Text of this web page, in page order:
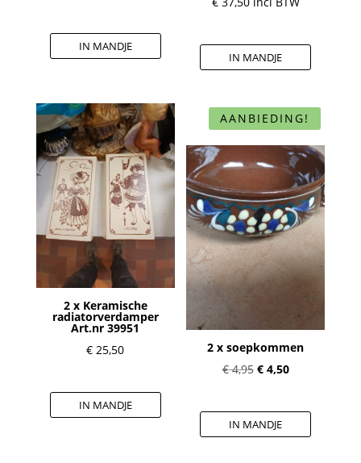
IN MANDJE
IN MANDJE
2 x Keramische
radiatorverdamper
Art.nr 39951
€ 25,50
IN MANDJE
AANBIEDING!
2 x soepkommen
€4,95 Oorspronkelijke
was:
€ 4,95.
€4,50Huidige
is:
€ 4,50.
IN MANDJE